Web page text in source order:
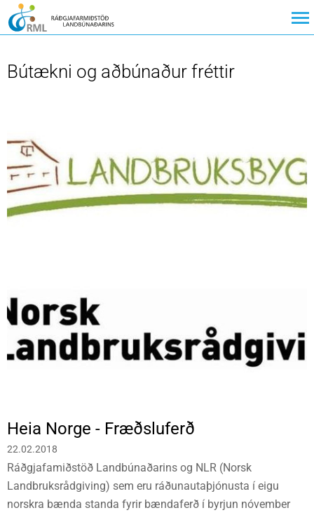
Bútækni og aðbúnaður fréttir
Heia Norge - Fræðsluferð
22.02.2018
Ráðgjafamiðstöð Landbúnaðarins og NLR (Norsk
Landbruksrådgiving) sem eru ráðunautaþjónusta í eigu
norskra bænda standa fyrir bændaferð í byrjun nóvember